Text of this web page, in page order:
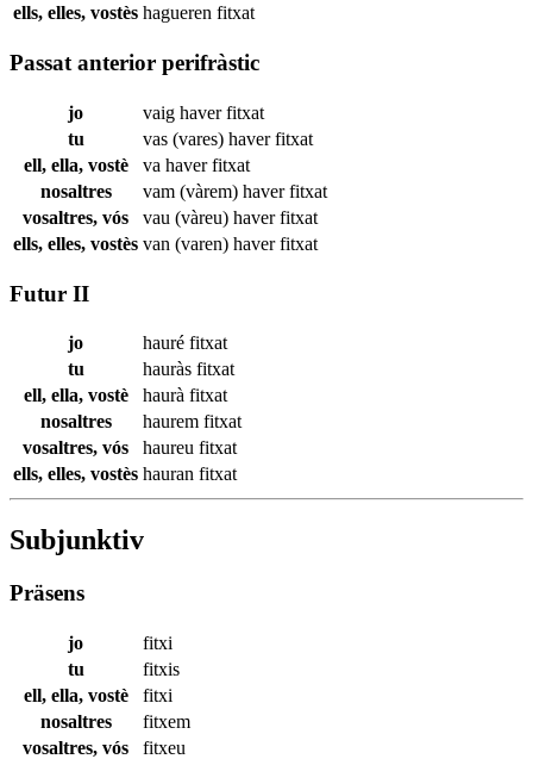
ells, elles, vostès hagueren fitxat
Passat anterior perifràstic
jo vaig haverfitxat
tu
vas (vares) haverfitxat
ell, ella, vostè
va haverfitxat
nosaltres
vam (vàrem) haverfitxat
vosaltres, vós
vau (vàreu) haverfitxat
ells, elles, vostès van (varen) haverfitxat
Futur II
jo hauré fitxat
tu
hauràs fitxat
ell, ella, vostè
haurà fitxat
nosaltres
haurem fitxat
vosaltres, vós
haureu fitxat
ells, elles, vostès hauran fitxat
Subjunktiv
Präsens
jo
fitxi
tu
fitxis
ell, ella, vostè
fitxi
nosaltres
fitxem
vosaltres, vós
fitxeu